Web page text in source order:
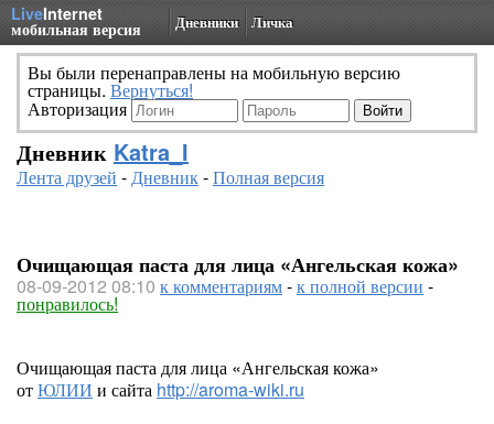
LiveInternet
мобильная версия Дневники Личка
Вы были перенаправлены на мобильную версию
страницы. Вернуться!
Авторизация
Дневник Katra_I
Лента друзей -Дневник-Полная версия
Очищающая паста для лица «Ангельская кожа»
08-09-2012 08:10 к комментариям-к полной версии -
понравилось!
Очищающая паста для лица «Ангельская кожа»
отЮЛИИ и сайта http://aroma-wiki.ru